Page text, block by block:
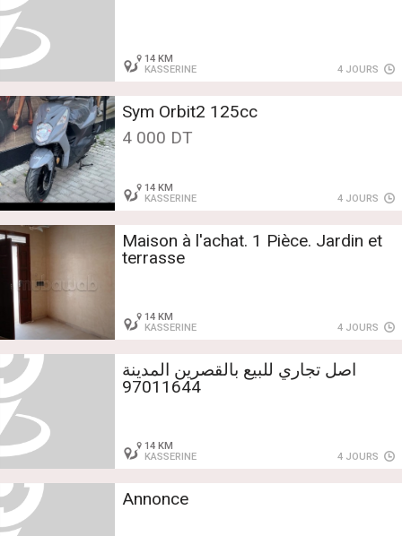
14 KM
KASSERINE
4 JOURS
Sym Orbit2 125cc
4 000 DT
14 KM
KASSERINE
4 JOURS
Maison à l'achat. 1 Pièce. Jardin et
terrasse
14 KM
KASSERINE
4 JOURS
اصل تجاري للبيع بالقصرين المدينة
97011644
14 KM
KASSERINE
4 JOURS
Annonce